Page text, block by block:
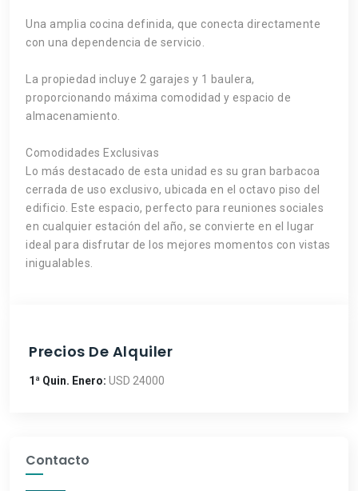
Una amplia cocina definida, que conecta directamente
con una dependencia de servicio.
La propiedad incluye 2 garajes y 1 baulera,
proporcionando máxima comodidad y espacio de
almacenamiento.
Comodidades Exclusivas
Lo más destacado de esta unidad es su gran barbacoa
cerrada de uso exclusivo, ubicada en el octavo piso del
edificio. Este espacio, perfecto para reuniones sociales
en cualquier estación del año, se convierte en el lugar
ideal para disfrutar de los mejores momentos con vistas
inigualables.
Precios De Alquiler
1ª Quin. Enero: USD 24000
Contacto